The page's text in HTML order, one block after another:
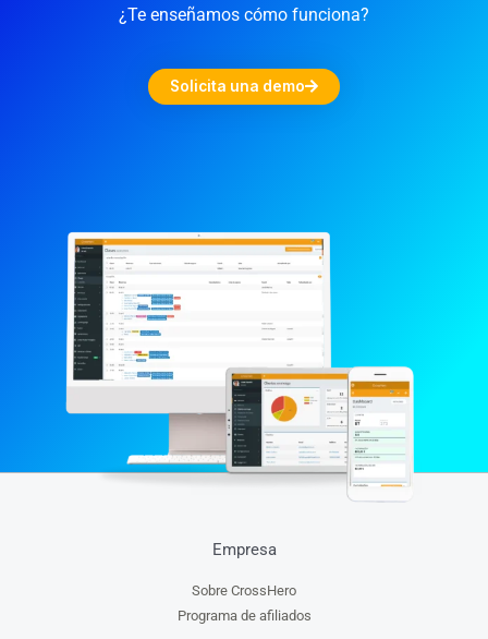
¿Te enseñamos cómo funciona?
Solicita una demo
Empresa
Sobre CrossHero
Programa de afiliados